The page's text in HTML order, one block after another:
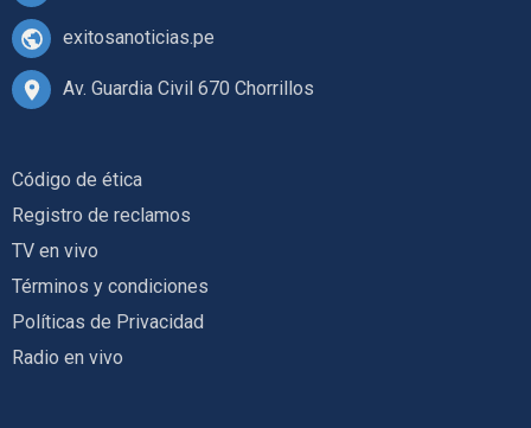
exitosanoticias.pe
Av. Guardia Civil 670 Chorrillos
Código de ética
Registro de reclamos
TV en vivo
Términos y condiciones
Políticas de Privacidad
Radio en vivo